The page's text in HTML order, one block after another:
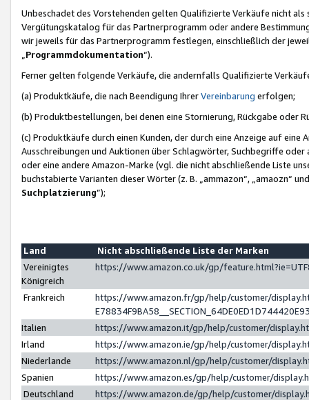
Unbeschadet des Vorstehenden gelten Qualifizierte Verkäufe nicht
Vergütungskatalog für das Partnerprogramm oder andere
wir jeweils für das Partnerprogramm festlegen, einschließlich der
Programmdokumentation“).
Ferner gelten folgende Verkäufe, die andernfalls Qualifizierte
(a) Produktkäufe, die nach Beendigung IhrerVereinbarung erfolgen;
(b) Produktbestellungen, bei denen eine Stornierung, Rückgabe oder
(c) Produktkäufe durch einen Kunden, der durch eine Anzeige auf
Ausschreibungen und Auktionen über Schlagwörter, Suchbegriffe
oder eine andere Amazon-Marke (vgl. die nicht abschließende Liste
buchstabierte Varianten dieser Wörter (z. B. „ammazon“, „amaozn“
Suchplatzierung”);
Land
Nicht abschließende Liste der Marken
Vereinigtes
Königreich
https://www.amazon.co.uk/gp/
Frankreich
https://www.amazon.fr/gp/help/customer/
Italien
https://www.amazon.it/gp/help/customer/
Irland
https://www.amazon.ie/gp/help/customer/
Niederlande
https://www.amazon.nl/gp/help/customer/
Spanien
https://www.amazon.es/gp/help/customer/
Deutschland
https://www.amazon.de/gp/help/customer/